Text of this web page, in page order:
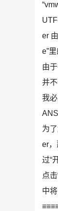
er
e”
由
并
我
为
er
过“
点
中